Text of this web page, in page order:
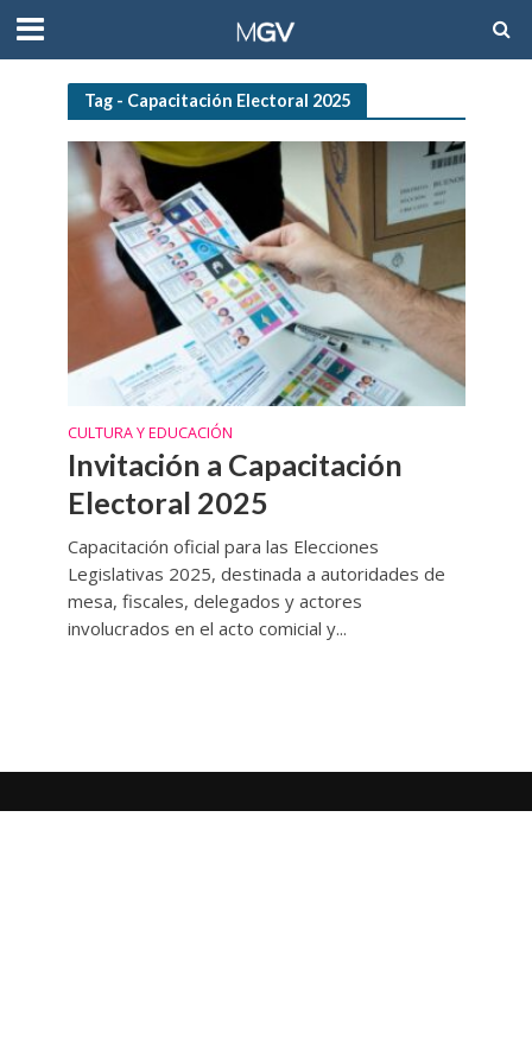
Tag - Capacitación Electoral 2025
CULTURA Y EDUCACIÓN
Invitación a Capacitación
Electoral 2025
Capacitación oficial para las Elecciones
Legislativas 2025, destinada a autoridades de
mesa, fiscales, delegados y actores
involucrados en el acto comicial y...